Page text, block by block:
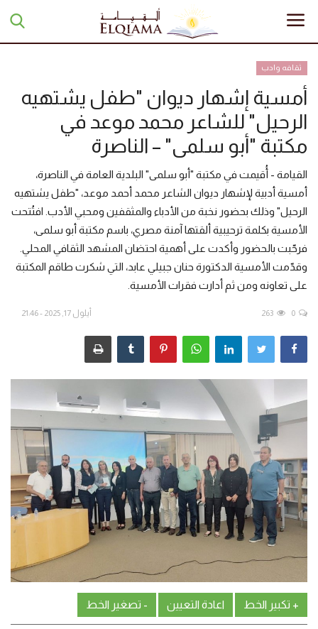
الرئيسية
تبرعات
أخبار
مقالات
مجلة السراج
من نحن
ثقافه وادب
أمسية إشهار ديوان "طفل يشتهيه
الرحيل" للشاعر محمد موعد في
مكتبة "أبو سلمى" – الناصرة
القيامة - أُقيمت في مكتبة "أبو سلمى" البلدية العامة في الناصرة،
أمسية أدبية لإشهار ديوان الشاعر محمد أحمد موعد، "طفل يشتهيه
الرحيل" وذلك بحضور نخبة من الأدباء والمثقفين ومحبي الأدب. افتُتحت
الأمسية بكلمة ترحيبية ألقتها آمنة مصري، باسم مكتبة أبو سلمى،
فرحّبت بالحضور وأكدت على أهمية احتضان المشهد الثقافي المحلي.
وقدّمت الأمسية الدكتورة حنان جبيلي عابد، التي شكرت طاقم المكتبة
على تعاونه ومن ثم أدارت فقرات الأمسية.
أيلول 17, 2025 - 21:46 0
263
+ تكبير الخط اعادة التعيين - تصغير الخط